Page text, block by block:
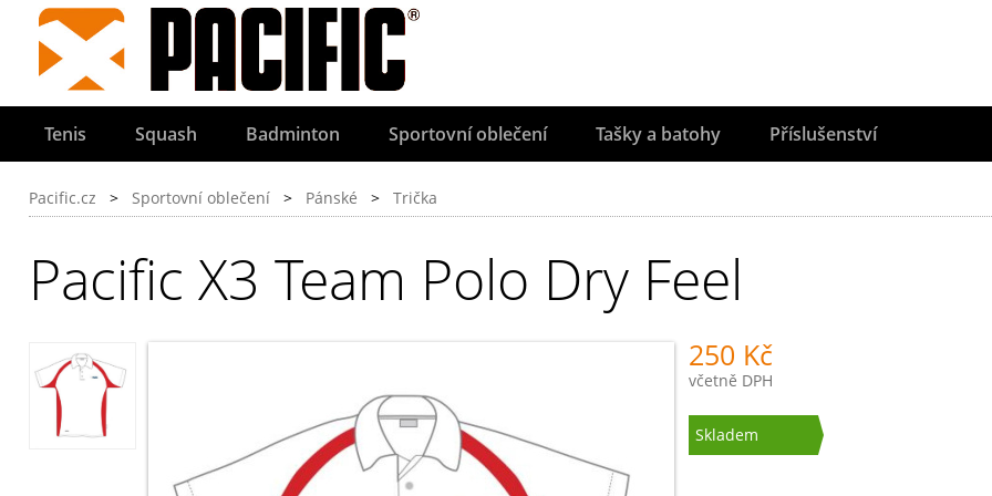
Tenis Squash Badminton Sportovní oblečení Tašky a batohy Příslušenství
Pacific.cz > Sportovní oblečení > Pánské > Trička
Pacific X3 Team Polo Dry Feel
250 Kč
včetně DPH
Skladem